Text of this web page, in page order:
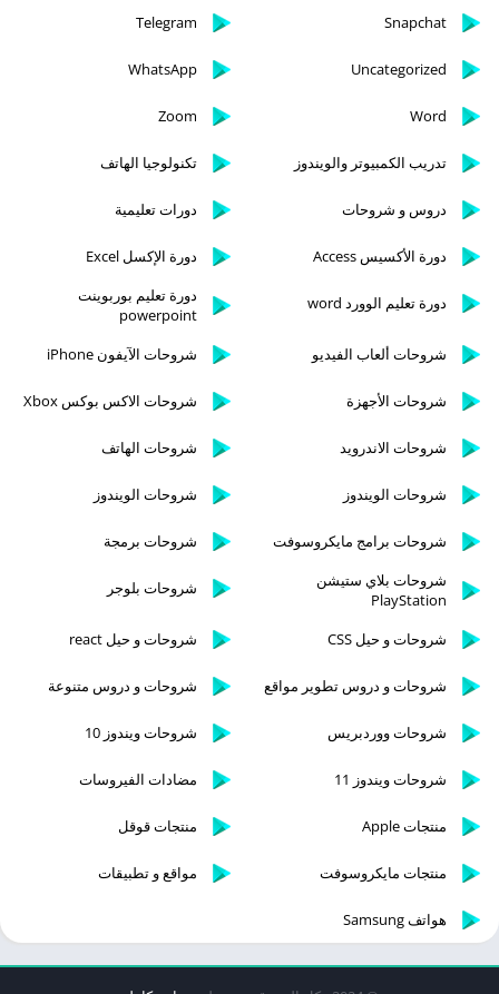
Snapchat
Telegram
Uncategorized
WhatsApp
Word
Zoom
تدريب الكمبيوتر والويندوز تكنولوجيا الهاتف
دروس و شروحات دورات تعليمية
دورة الأكسيس Access دورة الإكسل Excel
دورة تعليم الوورد word
دورة تعليم بوربوينت
powerpoint
شروحات ألعاب الفيديو
شروحات الآيفون iPhone
شروحات الأجهزة شروحات الاكس بوكس Xbox
شروحات الاندرويد شروحات الهاتف
شروحات الويندوز شروحات الويندوز
شروحات برامج مايكروسوفت
شروحات برمجة
شروحات بلاي ستيشن
PlayStation
شروحات بلوجر
شروحات و حيل CSS شروحات و حيل react
شروحات و دروس تطوير مواقع شروحات و دروس متنوعة
شروحات ووردبريس شروحات ويندوز 10
شروحات ويندوز 11 مضادات الفيروسات
منتجات Apple منتجات قوقل
منتجات مايكروسوفت مواقع و تطبيقات
هواتف Samsung